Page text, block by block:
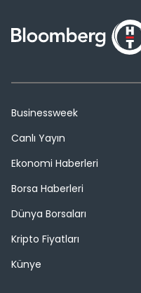
Businessweek
Canlı Yayın
Ekonomi Haberleri
Borsa Haberleri
Dünya Borsaları
Kripto Fiyatları
Künye